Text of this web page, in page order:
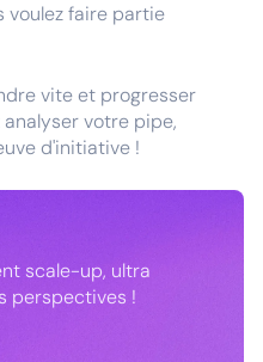
voulez faire partie
vite et progresser
votre pipe,
d'initiative !
scale-up, ultra
perspectives !